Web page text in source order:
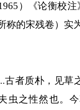
）《论衡校注
的宋残卷）实
古者质朴，见草
虫之性然也。